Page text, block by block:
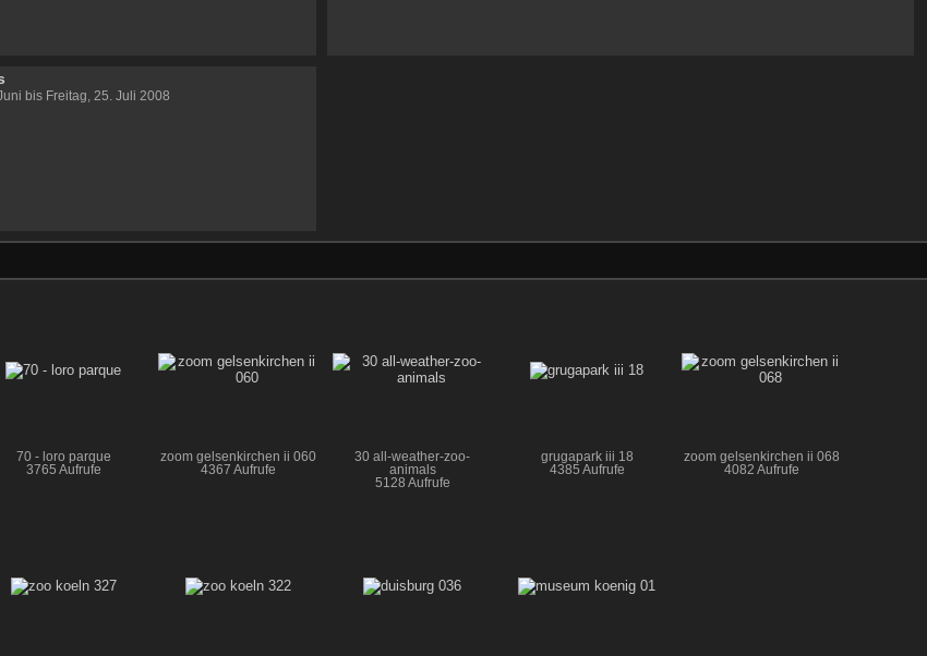
bis Freitag, 25. Juli 2008
70 - loro parque
3765 Aufrufe
zoom gelsenkirchen ii 060
4367 Aufrufe
30 all-weather-zoo-
animals
5128 Aufrufe
grugapark iii 18
4385 Aufrufe
zoom gelsenkirchen ii 068
4082 Aufrufe